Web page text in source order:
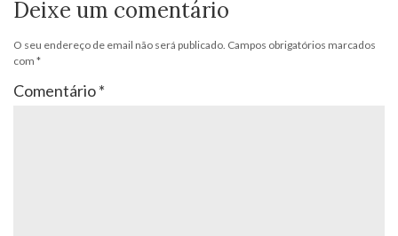
Deixe um comentário
O seu endereço de email não será publicado. Campos obrigatórios marcados
com *
Comentário*